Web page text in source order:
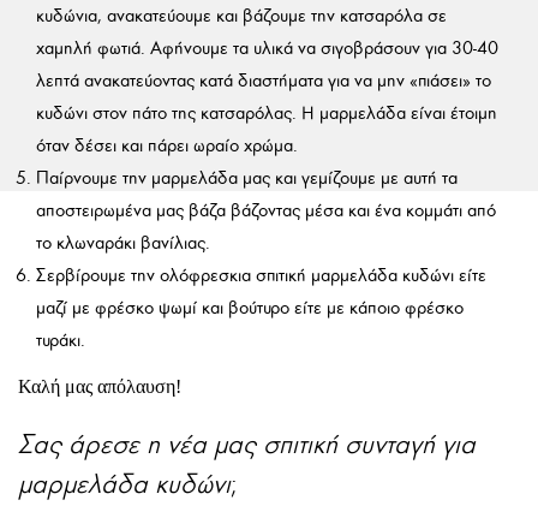
κυδώνια, ανακατεύουμε και βάζουμε την κατσαρόλα σε
χαμηλή φωτιά. Αφήνουμε τα υλικά να σιγοβράσουν για 30-40
λεπτά ανακατεύοντας κατά διαστήματα για να μην «πιάσει» το
κυδώνι στον πάτο της κατσαρόλας. Η μαρμελάδα είναι έτοιμη
όταν δέσει και πάρει ωραίο χρώμα.
Παίρνουμε την μαρμελάδα μας και γεμίζουμε με αυτή τα
αποστειρωμένα μας βάζα βάζοντας μέσα και ένα κομμάτι από
το κλωναράκι βανίλιας.
Σερβίρουμε την ολόφρεσκια σπιτική μαρμελάδα κυδώνι είτε
μαζί με φρέσκο ψωμί και βούτυρο είτε με κάποιο φρέσκο
τυράκι.
Καλή μας απόλαυση!
Σας άρεσε η νέα μας σπιτική συνταγή για
μαρμελάδα κυδώνι;